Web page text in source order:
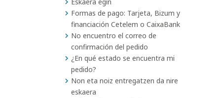
Formas de pago: Tarjeta, Bizum y
financiación Cetelem o CaixaBank
No encuentro el correo de
confirmación del pedido
¿En qué estado se encuentra mi
pedido?
Non eta noiz entregatzen da nire
eskaera